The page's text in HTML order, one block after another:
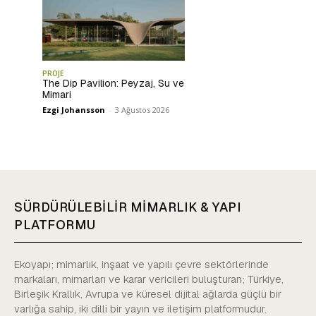
PROJE
The Dip Pavilion: Peyzaj, Su ve
Mimari
Ezgi Johansson - 3 Ağustos 2026
SÜRDÜRÜLEBİLİR MİMARLIK & YAPI
PLATFORMU
Ekoyapı; mimarlık, inşaat ve yapılı çevre sektörlerinde
markaları, mimarları ve karar vericileri buluşturan; Türkiye,
Birleşik Krallık, Avrupa ve küresel dijital ağlarda güçlü bir
varlığa sahip, iki dilli bir yayın ve iletişim platformudur.